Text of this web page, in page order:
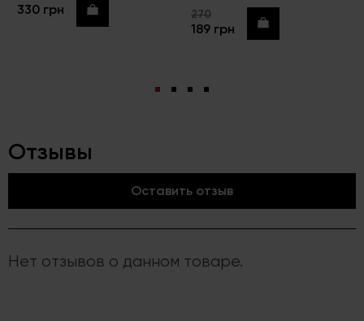
330 грн Купить 270
189 грн Купить
Отзывы
Оставить отзыв
Нет отзывов о данном товаре.